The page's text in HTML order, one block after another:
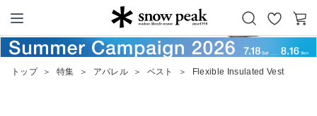
Snow Peak
お
気
カ
ー
トップ ＞ 特集 ＞ アパレル ＞ ベスト ＞ Flexible Insulated Vest